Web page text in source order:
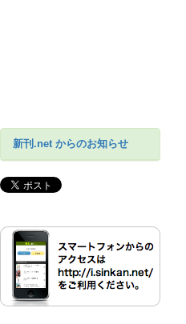
新刊.net からのお知らせ